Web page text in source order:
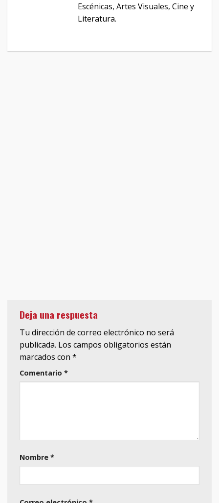
Escénicas, Artes Visuales, Cine y
Literatura.
Deja una respuesta
Tu dirección de correo electrónico no será
publicada. Los campos obligatorios están
marcados con *
Comentario *
Nombre *